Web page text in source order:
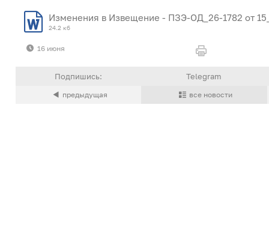
Изменения в Извещение - ПЗЭ-ОД_26-1782 от
24.2 кб
16 июня